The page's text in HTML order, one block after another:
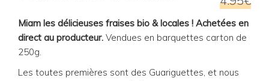
Miam les délicieuses fraises bio & locales ! Achetées en
direct au producteur. Vendues en barquettes carton de
250g.
Les toutes premières sont des Guariguettes, et nous